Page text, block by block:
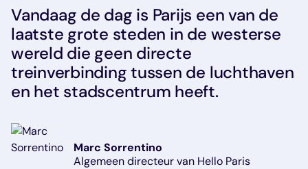
Vandaag de dag is Parijs een van de
laatste grote steden in de westerse
wereld die geen directe
treinverbinding tussen de luchthaven
en het stadscentrum heeft.
Marc Sorrentino
Algemeen directeur van Hello Paris